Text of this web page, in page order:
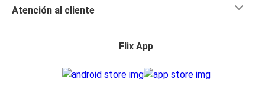
Atención al cliente
Flix App